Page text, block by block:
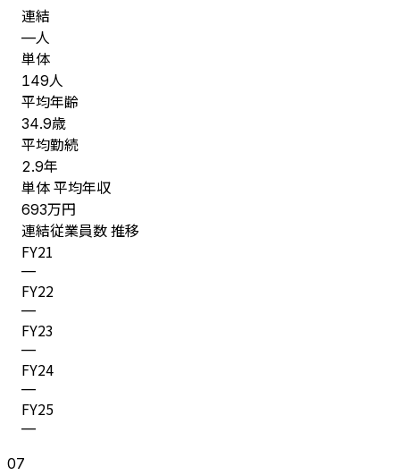
連結
—人
単体
149人
平均年齢
34.9歳
平均勤続
2.9年
単体 平均年収
693万円
連結従業員数 推移
FY21
—
FY22
—
FY23
—
FY24
—
FY25
—
07